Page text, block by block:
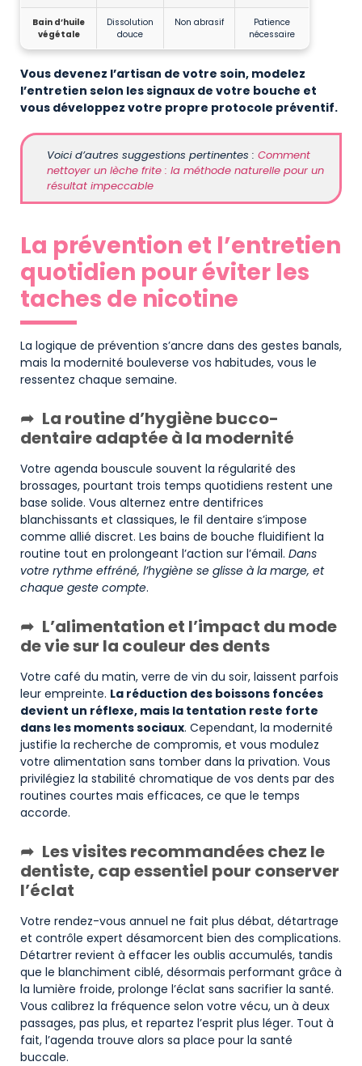
Bain d’huile
végétale
Dissolution
douce
Non abrasif
Patience
nécessaire
Vous devenez l’artisan de votre soin, modelez
l’entretien selon les signaux de votre bouche et
vous développez votre propre protocole préventif.
Voici d’autres suggestions pertinentes : Comment
nettoyer un lèche frite : la méthode naturelle pour un
résultat impeccable
La prévention et l’entretien
quotidien pour éviter les
taches de nicotine
La logique de prévention s’ancre dans des gestes banals,
mais la modernité bouleverse vos habitudes, vous le
ressentez chaque semaine.
La routine d’hygiène bucco-
dentaire adaptée à la modernité
Votre agenda bouscule souvent la régularité des
brossages, pourtant trois temps quotidiens restent une
base solide. Vous alternez entre dentifrices
blanchissants et classiques, le fil dentaire s’impose
comme allié discret. Les bains de bouche fluidifient la
routine tout en prolongeant l’action sur l’émail. Dans
votre rythme effréné, l’hygiène se glisse à la marge, et
chaque geste compte.
L’alimentation et l’impact du mode
de vie sur la couleur des dents
Votre café du matin, verre de vin du soir, laissent parfois
leur empreinte. La réduction des boissons foncées
devient un réflexe, mais la tentation reste forte
dans les moments sociaux. Cependant, la modernité
justifie la recherche de compromis, et vous modulez
votre alimentation sans tomber dans la privation. Vous
privilégiez la stabilité chromatique de vos dents par des
routines courtes mais efficaces, ce que le temps
accorde.
Les visites recommandées chez le
dentiste, cap essentiel pour conserver
l’éclat
Votre rendez-vous annuel ne fait plus débat, détartrage
et contrôle expert désamorcent bien des complications.
Détartrer revient à effacer les oublis accumulés, tandis
que le blanchiment ciblé, désormais performant grâce à
la lumière froide, prolonge l’éclat sans sacrifier la santé.
Vous calibrez la fréquence selon votre vécu, un à deux
passages, pas plus, et repartez l’esprit plus léger. Tout à
fait, l’agenda trouve alors sa place pour la santé
buccale.